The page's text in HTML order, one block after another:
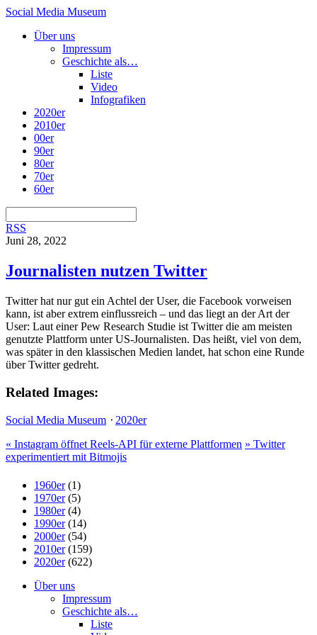
Social Media Museum
Über uns
Impressum
Geschichte als…
Liste
Video
Infografiken
2020er
2010er
00er
90er
80er
70er
60er
RSS
Juni 28, 2022
Journalisten nutzen Twitter
Twitter hat nur gut ein Achtel der User, die Facebook vorweisen
kann, ist aber extrem einflussreich – und das liegt an der Art der
User: Laut einer Pew Research Studie ist Twitter die am meisten
genutzte Plattform unter US-Journalisten. Das heißt, viel von dem,
was später in den klassischen Medien landet, hat schon eine Runde
über Twitter gedreht.
Related Images:
Social Media Museum ⋅ 2020er
« Instagram öffnet Reels-API für externe Plattformen » Twitter
experimentiert mit Bitmojis
1960er(1)
1970er(5)
1980er(4)
1990er(14)
2000er(54)
2010er(159)
2020er(622)
Über uns
Impressum
Geschichte als…
Liste